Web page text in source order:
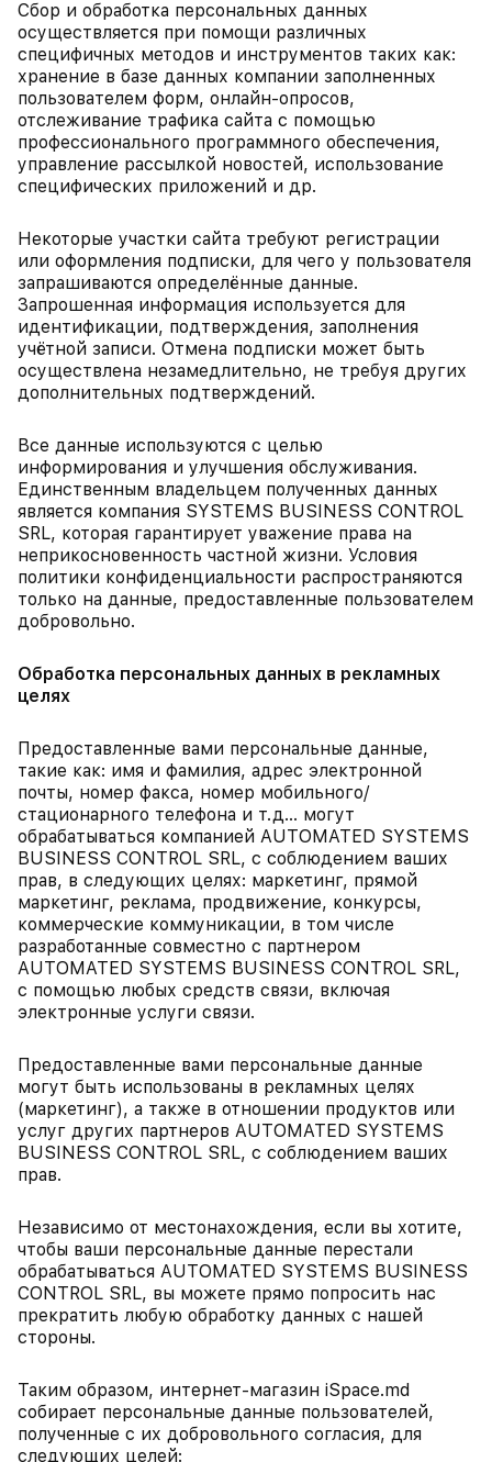
Сбор и обработка персональных данных
осуществляется при помощи различных
специфичных методов и инструментов таких как:
хранение в базе данных компании заполненных
пользователем форм, онлайн-опросов,
отслеживание трафика сайта с помощью
профессионального программного обеспечения,
управление рассылкой новостей, использование
специфических приложений и др.
Некоторые участки сайта требуют регистрации
или оформления подписки, для чего у пользователя
запрашиваются определённые данные.
Запрошенная информация используется для
идентификации, подтверждения, заполнения
учётной записи. Отмена подписки может быть
осуществлена незамедлительно, не требуя других
дополнительных подтверждений.
Все данные используются с целью
информирования и улучшения обслуживания.
Единственным владельцем полученных данных
является компания SYSTEMS BUSINESS CONTROL
SRL, которая гарантирует уважение права на
неприкосновенность частной жизни. Условия
политики конфиденциальности распространяются
только на данные, предоставленные пользователем
добровольно.
Обработка персональных данных в рекламных
целях
Предоставленные вами персональные данные,
такие как: имя и фамилия, адрес электронной
почты, номер факса, номер мобильного/
стационарного телефона и т.д... могут
обрабатываться компанией AUTOMATED SYSTEMS
BUSINESS CONTROL SRL, с соблюдением ваших
прав, в следующих целях: маркетинг, прямой
маркетинг, реклама, продвижение, конкурсы,
коммерческие коммуникации, в том числе
разработанные совместно с партнером
AUTOMATED SYSTEMS BUSINESS CONTROL SRL,
с помощью любых средств связи, включая
электронные услуги связи.
Предоставленные вами персональные данные
могут быть использованы в рекламных целях
(маркетинг), а также в отношении продуктов или
услуг других партнеров AUTOMATED SYSTEMS
BUSINESS CONTROL SRL, с соблюдением ваших
прав.
Независимо от местонахождения, если вы хотите,
чтобы ваши персональные данные перестали
обрабатываться AUTOMATED SYSTEMS BUSINESS
CONTROL SRL, вы можете прямо попросить нас
прекратить любую обработку данных с нашей
стороны.
Таким образом, интернет-магазин iSpace.md
собирает персональные данные пользователей,
полученные с их добровольного согласия, для
следующих целей: